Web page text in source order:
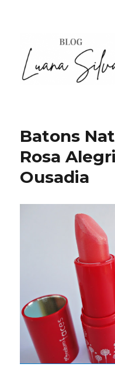
Batons
Rosa
Ousadia